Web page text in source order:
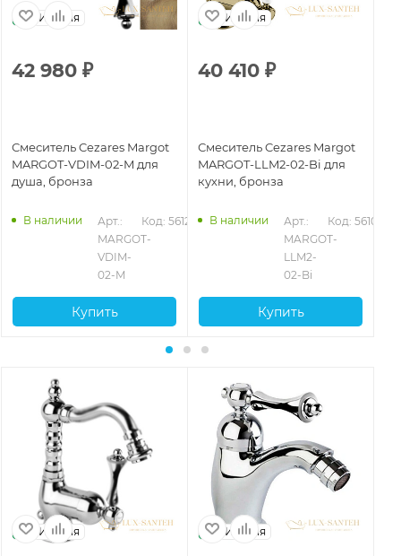
Италия
42 980 ₽
Смеситель Cezares Margot
MARGOT-VDIM-02-M для
душа, бронза
В наличии
Арт.:
MARGOT-
VDIM-
02-M
Код: 56122
Купить
Италия
40 410 ₽
Смеситель Cezares Margot
MARGOT-LLM2-02-Bi для
кухни, бронза
В наличии
Арт.:
MARGOT-
LLM2-
02-Bi
Код: 56100
Купить
Италия Италия